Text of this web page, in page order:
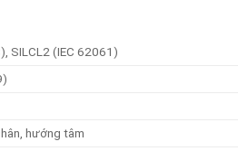
SILCL2 (IEC 62061)
hướng tâm